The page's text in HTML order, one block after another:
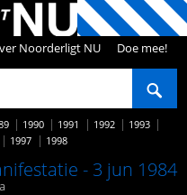
Noorderligt NU Doe mee!
1990 1991 1992
1993
1997 1998
- 3 jun 1984